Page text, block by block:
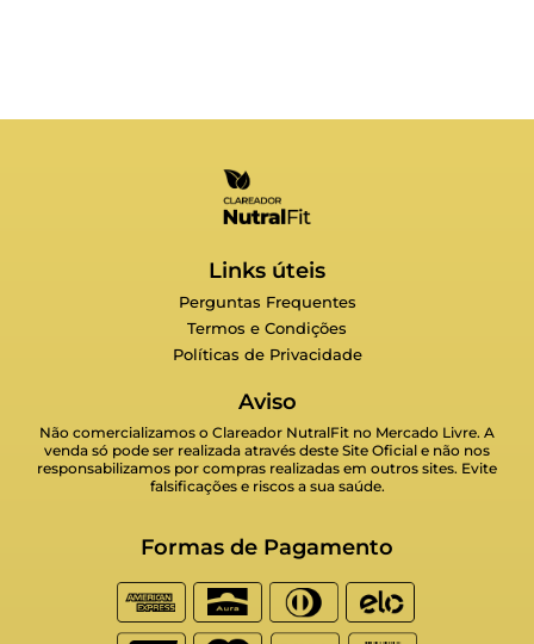
Links úteis
Perguntas Frequentes
Termos e Condições
Políticas de Privacidade
Aviso
Não comercializamos o Clareador NutralFit no Mercado Livre. A
venda só pode ser realizada através deste Site Oficial e não nos
responsabilizamos por compras realizadas em outros sites. Evite
falsificações e riscos a sua saúde.
Formas de Pagamento